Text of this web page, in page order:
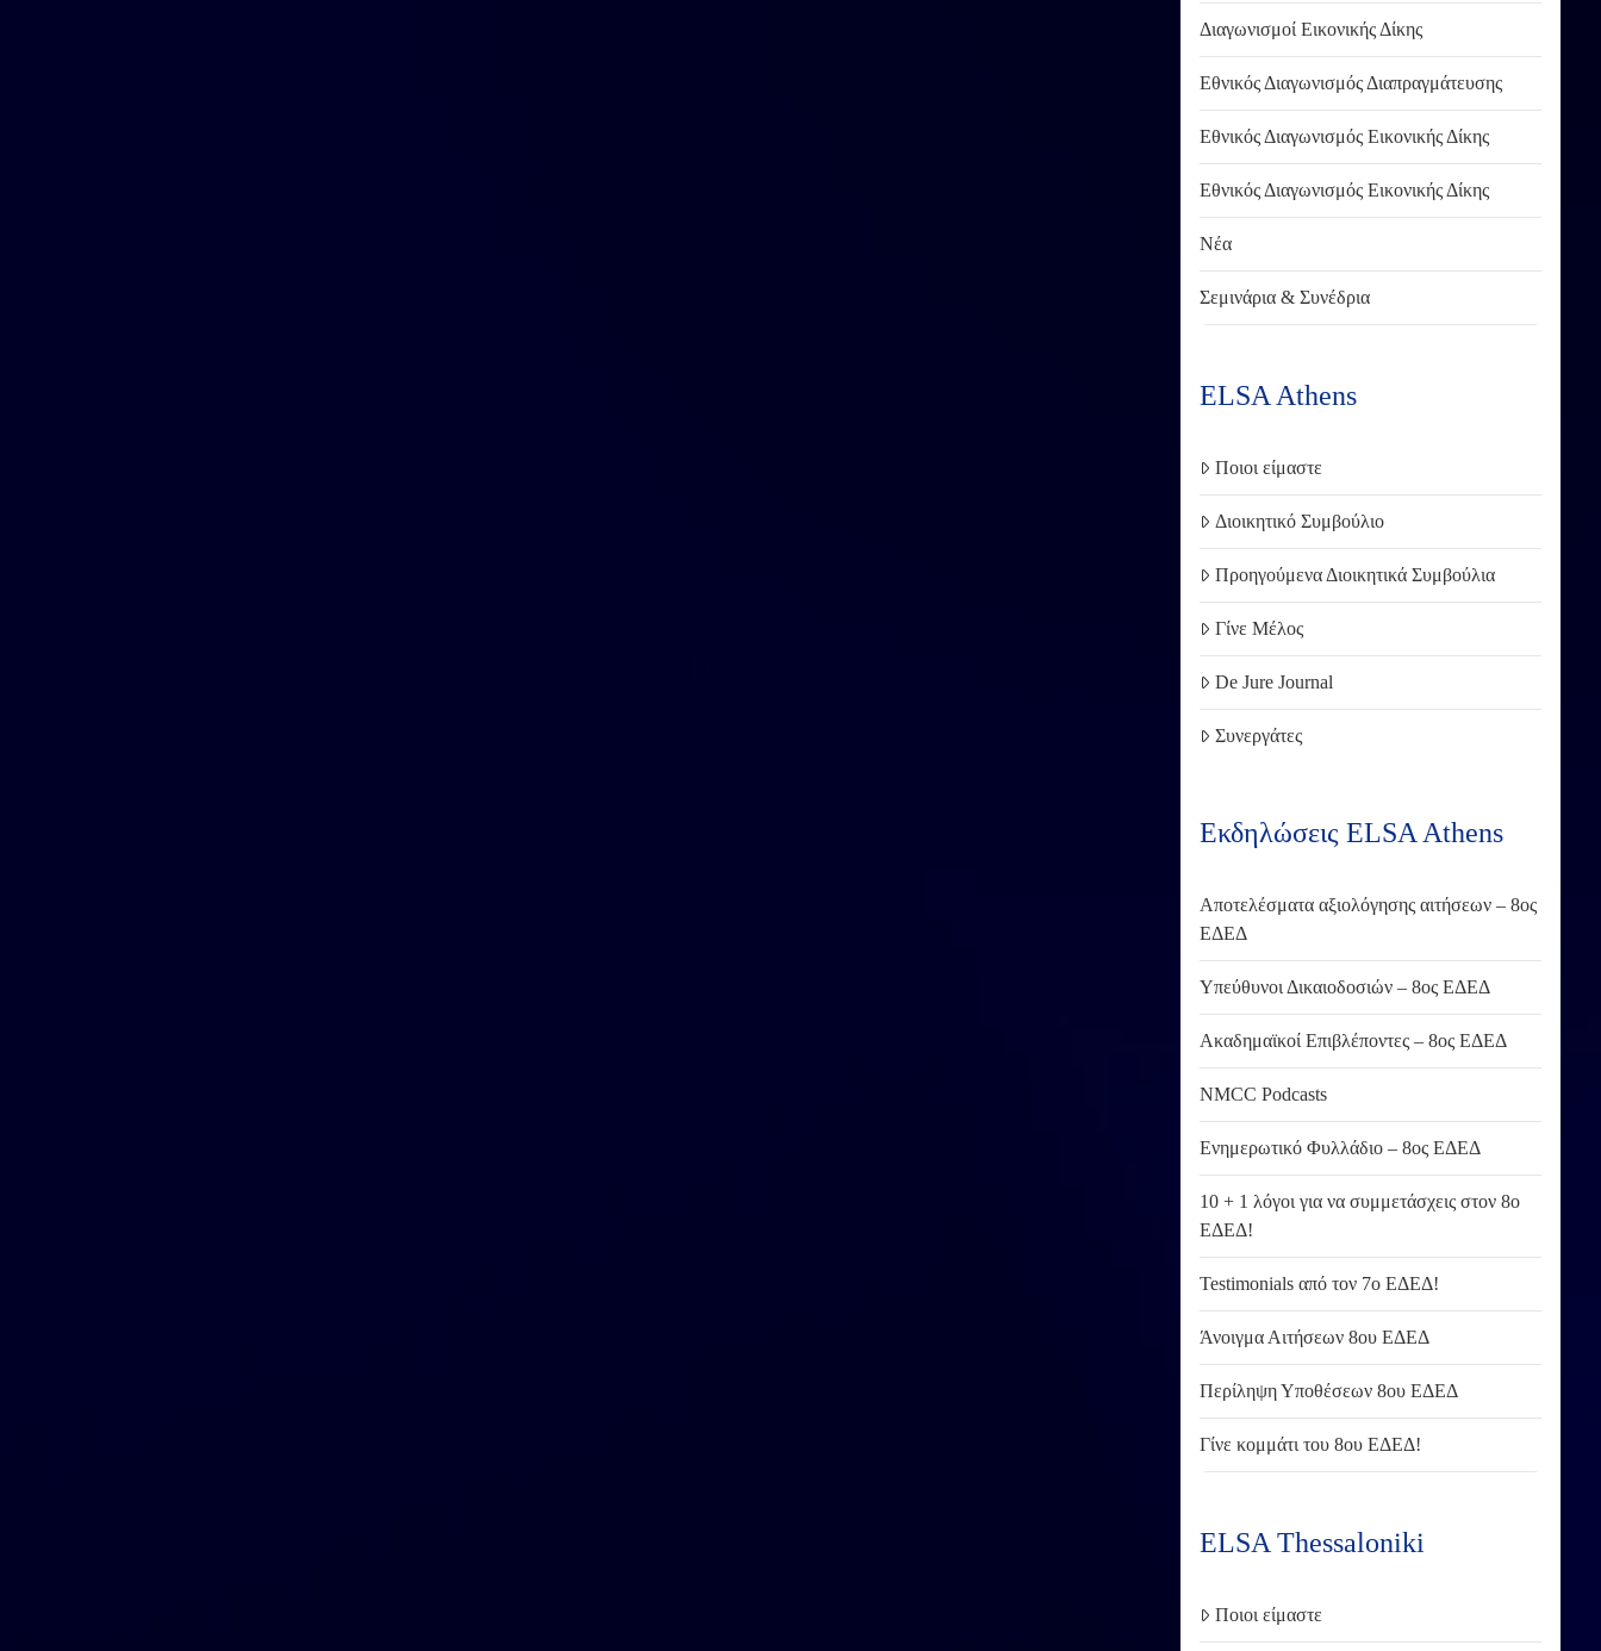
Διαγωνισμοί Εικονικής Δίκης
Εθνικός Διαγωνισμός Διαπραγμάτευσης
Εθνικός Διαγωνισμός Εικονικής Δίκης
Εθνικός Διαγωνισμός Εικονικής Δίκης
Νέα
Σεμινάρια & Συνέδρια
ELSA Athens
Ποιοι είμαστε
Διοικητικό Συμβούλιο
Προηγούμενα Διοικητικά Συμβούλια
Γίνε Μέλος
De Jure Journal
Συνεργάτες
Εκδηλώσεις ELSA Athens
Αποτελέσματα αξιολόγησης αιτήσεων – 8ος
ΕΔΕΔ
Υπεύθυνοι Δικαιοδοσιών – 8ος ΕΔΕΔ
Ακαδημαϊκοί Επιβλέποντες – 8ος ΕΔΕΔ
NMCC Podcasts
Ενημερωτικό Φυλλάδιο – 8ος ΕΔΕΔ
10 + 1 λόγοι για να συμμετάσχεις στον 8ο
ΕΔΕΔ!
Testimonials από τον 7ο ΕΔΕΔ!
Άνοιγμα Αιτήσεων 8ου ΕΔΕΔ
Περίληψη Υποθέσεων 8ου ΕΔΕΔ
Γίνε κομμάτι του 8ου ΕΔΕΔ!
ELSA Thessaloniki
Ποιοι είμαστε